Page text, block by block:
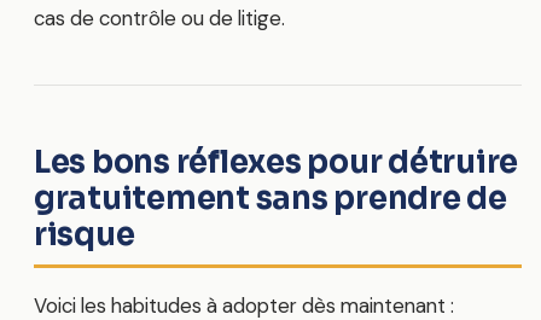
cas de contrôle ou de litige.
Les bons réflexes pour détruire
gratuitement sans prendre de
risque
Voici les habitudes à adopter dès maintenant :